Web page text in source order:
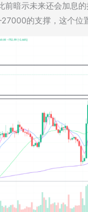
前暗示未来还会加息
的支撑，这个位